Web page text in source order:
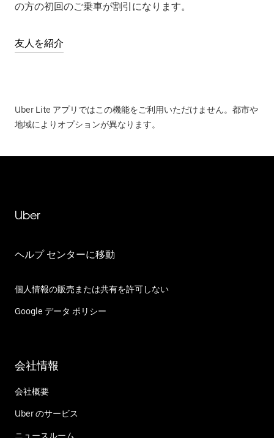
の方の初回のご乗車が割引になります。
友人を紹介
Uber Lite アプリではこの機能をご利用いただけません。都市や
地域によりオプションが異なります。
Uber
ヘルプ センターに移動
個人情報の販売または共有を許可しない
Google データ ポリシー
会社情報
会社概要
Uber のサービス
ニュースルーム